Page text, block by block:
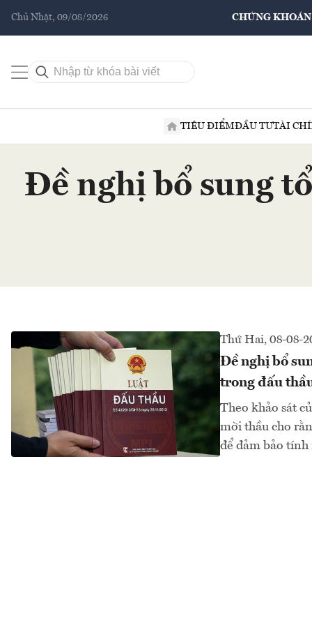
Chủ Nhật, 09/08/2026 CHỨNG KHOÁN
TIÊU ĐIỂMĐẦU TƯTÀI
Đề nghị bổ sung
Thứ Hai, 08-08-
Đề nghị bổ
trong đấu
Theo khảo sát
mời thầu cho
để đảm bảo tính